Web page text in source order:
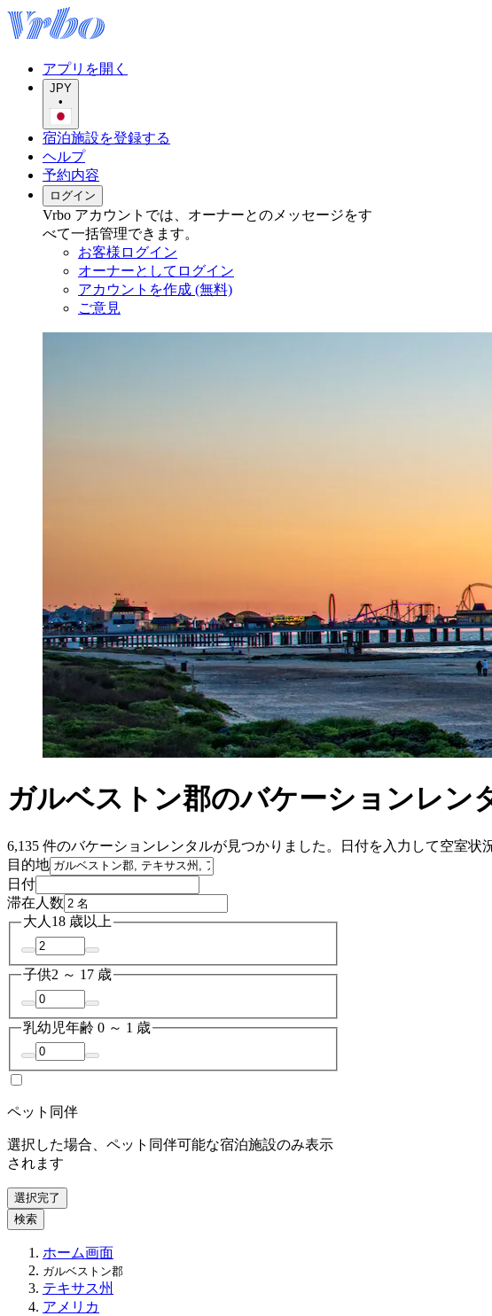
アプリを開く
JPY
•
宿泊施設を登録する
ヘルプ
予約内容
ログイン
Vrbo アカウントでは、オーナーとのメッセージをす
べて一括管理できます。
お客様ログイン
オーナーとしてログイン
アカウントを作成 (無料)
ご意見
ガルベストン郡のバケーションレン
6,135 件のバケーションレンタルが見つかりました。日付を入力して空室状
目的地
日付
滞在人数
大人 18 歳以上
子供2 ～ 17 歳
乳幼児年齢 0 ～ 1 歳
ペット同伴
選択した場合、ペット同伴可能な宿泊施設のみ表示
されます
選択完了
検索
ホーム画面
ガルベストン郡
テキサス州
アメリカ